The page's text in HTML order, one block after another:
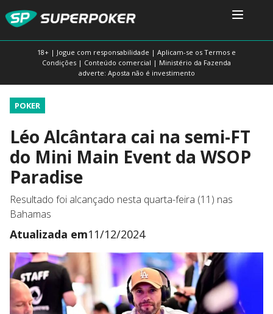
18+ | Jogue com responsabilidade | Aplicam-se os Termos e
Condições | Conteúdo comercial | Ministério da Fazenda
adverte: Aposta não é investimento
POKER
Léo Alcântara cai na semi-FT
do Mini Main Event da WSOP
Paradise
Resultado foi alcançado nesta quarta-feira (11) nas
Bahamas
Atualizada em11/12/2024